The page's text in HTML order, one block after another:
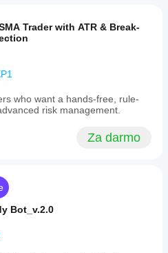
Trader with ATR & Break-
who want a hands-free, rule-
risk management.
Za darmo
Bot_v.2.0